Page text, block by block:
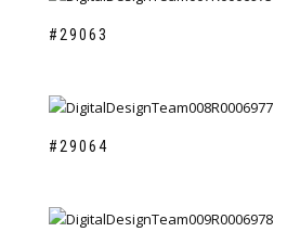
#29063
#29064